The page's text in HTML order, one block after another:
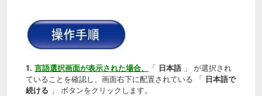
1. 言語選択画面が表示された場合、 「 日本語」 が選択され
ていることを確認し、画面右下に配置されている 「 日本語で
続ける 」 ボタンをクリックします。